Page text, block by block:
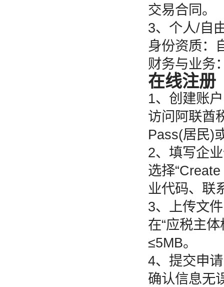
交易合同。
3、个人/自
身份资质：
财务与业务
在线注册
1、创建账
访问阿联酋
Pass(居民)
2、填写企
选择
业代码、联
3、上传文
在“应税主
≤5MB。
4、提交申
确认信息无